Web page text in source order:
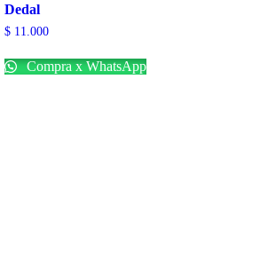
Dedal
$11.000
Compra x WhatsApp